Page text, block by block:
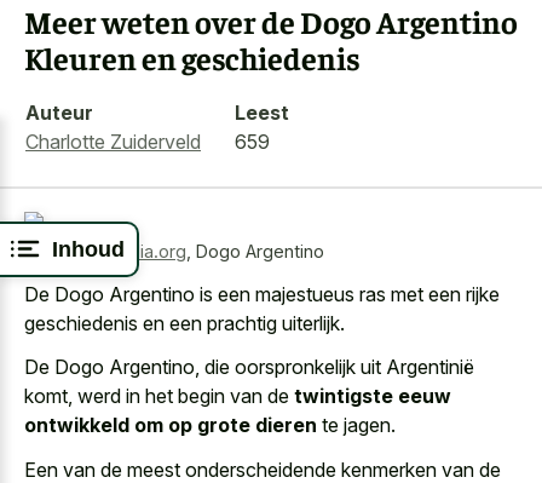
Inhoud
Meer weten over de Dogo Argentino
Kleuren en geschiedenis
Auteur
Charlotte Zuiderveld
Leest
659
Bron: wikimedia.org Dogo Argentino
De Dogo Argentino is een majestueus ras met een rijke
geschiedenis en een prachtig uiterlijk.
De Dogo Argentino, die oorspronkelijk uit Argentinië
komt, werd in het begin van de twintigste eeuw
ontwikkeld om op grote dieren te jagen.
Een van de meest onderscheidende kenmerken van de